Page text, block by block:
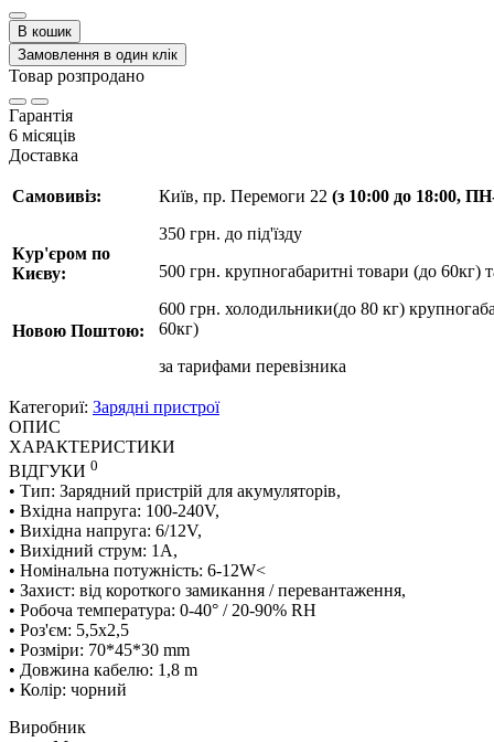
В кошик
Замовлення в один клік
Товар розпродано
Гарантія
6 місяців
Доставка
Самовивіз:
Кур'єром по
Києву:
Новою Поштою:
Київ, пр. Перемоги 22 (з 10:00 до 18:00,
350 грн. до під'їзду
500 грн. крупногабаритні товари (до 60кг)
600 грн. холодильники(до 80 кг)
60кг)
за тарифами перевізника
Категориї: Зарядні пристрої
ОПИС
ХАРАКТЕРИСТИКИ
ВІДГУКИ 0
• Тип: Зарядний пристрій для акумуляторів,
• Вхідна напруга: 100-240V,
• Вихідна напруга: 6/12V,
• Вихідний струм: 1А,
• Номінальна потужність: 6-12W<
• Захист: від короткого замикання / перевантаження,
• Робоча температура: 0-40° / 20-90% RH
• Роз'єм: 5,5х2,5
• Розміри: 70*45*30 mm
• Довжина кабелю: 1,8 m
• Колір: чорний
Виробник